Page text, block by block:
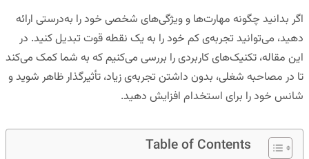
اگر بدانید چگونه مهارت‌ها و ویژگی‌های شخصی خود را به‌درستی ارائه
دهید، می‌توانید تجربه‌ی کم خود را به یک نقطه قوت تبدیل کنید. در
این مقاله، تکنیک‌های کاربردیرا بررسی می‌کنیم که به شما کمک می‌کند
تا در مصاحبه شغلی، بدون داشتن تجربه‌ی زیاد، تأثیرگذار ظاهر شوید و
شانس خود را برای استخدام افزایش دهید.
Table of Contents